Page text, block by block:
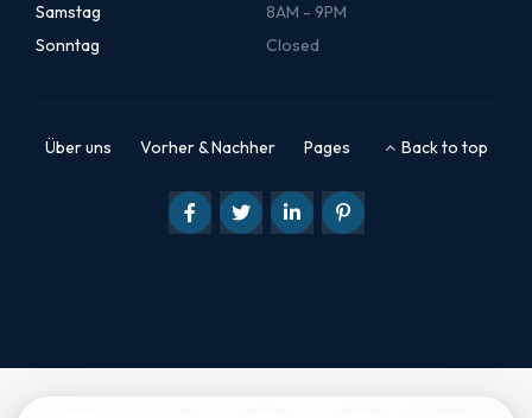
Samstag
8AM - 9PM
Sonntag
Closed
Über uns Vorher & Nachher Pages Back to top